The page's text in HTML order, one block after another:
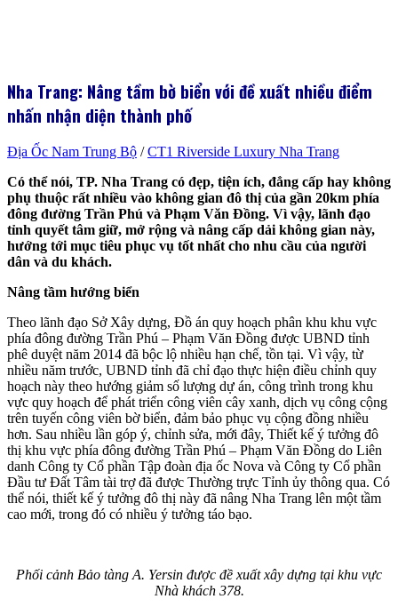
Nha Trang: Nâng tầm bờ biển với đề xuất nhiều điểm
nhấn nhận diện thành phố
Địa Ốc Nam Trung Bộ /CT1 Riverside Luxury Nha Trang
Có thể nói, TP. Nha Trang có đẹp, tiện ích, đẳng cấp hay không
phụ thuộc rất nhiều vào không gian đô thị của gần 20km phía
đông đường Trần Phú và Phạm Văn Đồng. Vì vậy, lãnh đạo
tỉnh quyết tâm giữ, mở rộng và nâng cấp dải không gian này,
hướng tới mục tiêu phục vụ tốt nhất cho nhu cầu của người
dân và du khách.
Nâng tầm hướng biển
Theo lãnh đạo Sở Xây dựng, Đồ án quy hoạch phân khu khu vực
phía đông đường Trần Phú – Phạm Văn Đồng được UBND tỉnh
phê duyệt năm 2014 đã bộc lộ nhiều hạn chế, tồn tại. Vì vậy, từ
nhiều năm trước, UBND tỉnh đã chỉ đạo thực hiện điều chỉnh quy
hoạch này theo hướng giảm số lượng dự án, công trình trong khu
vực quy hoạch để phát triển công viên cây xanh, dịch vụ công cộng
trên tuyến công viên bờ biển, đảm bảo phục vụ cộng đồng nhiều
hơn. Sau nhiều lần góp ý, chỉnh sửa, mới đây, Thiết kế ý tưởng đô
thị khu vực phía đông đường Trần Phú – Phạm Văn Đồng do Liên
danh Công ty Cổ phần Tập đoàn địa ốc Nova và Công ty Cổ phần
Đầu tư Đất Tâm tài trợ đã được Thường trực Tỉnh ủy thông qua. Có
thể nói, thiết kế ý tưởng đô thị này đã nâng Nha Trang lên một tầm
cao mới, trong đó có nhiều ý tưởng táo bạo.
Phối cảnh Bảo tàng A. Yersin được đề xuất xây dựng tại khu vực
Nhà khách 378.